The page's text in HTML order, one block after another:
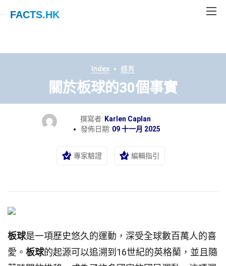
FACTS.HK
Index 體育
關於板球的30個事實
撰寫者: Karlen Caplan
發佈日期: 09 十一月 2025
專家驗證 編輯指引
板球是一項歷史悠久的運動，深受全球數百萬人的喜
愛。 板球的起源可以追溯到16世紀的英格蘭，並且隨